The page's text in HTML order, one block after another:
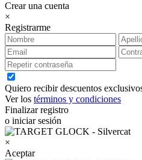
Crear una cuenta
×
Registrarme
Quiero recibir descuentos
Ver los términos y condiciones
Finalizar registro
o iniciar sesión
×
Aceptar